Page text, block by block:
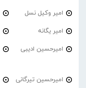
امیر وکیل نسل
امیر یگانه
امیرحسین ادیبی
امیرحسین تیرگانی